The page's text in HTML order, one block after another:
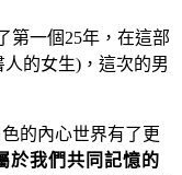
第一個25年，在這部
的女生)，這次的男
的內心世界有了更
於我們共同記憶的